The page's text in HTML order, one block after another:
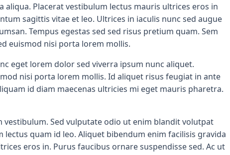
Placerat vestibulum lectus mauris ultrices eros in
sagittis vitae et leo. Ultrices in iaculis nunc sed augue
Tempus egestas sed sed risus pretium quam. Sem
euismod nisi porta lorem mollis.
eget lorem dolor sed viverra ipsum nunc aliquet.
nisi porta lorem mollis. Id aliquet risus feugiat in ante
id diam maecenas ultricies mi eget mauris pharetra.
Sed vulputate odio ut enim blandit volutpat
quam id leo. Aliquet bibendum enim facilisis gravida
eros in. Purus faucibus ornare suspendisse sed. Ac ut